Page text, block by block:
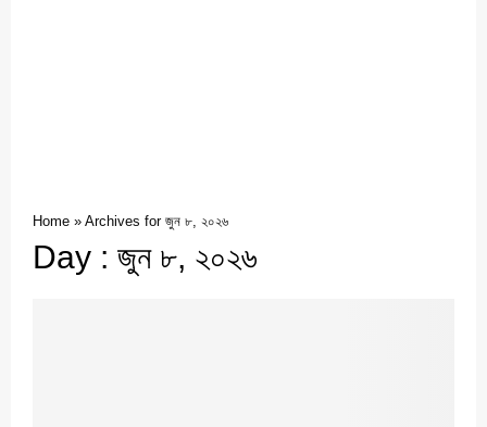
Home » Archives for জুন ৮, ২০২৬
Day : জুন ৮, ২০২৬